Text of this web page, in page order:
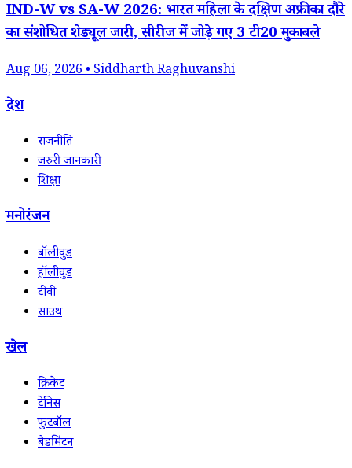
IND-W vs SA-W 2026: भारत महिला के दक्षिण अफ्रीका दौरे
का संशोधित शेड्यूल जारी, सीरीज में जोड़े गए 3 टी20 मुकाबले
Aug 06, 2026 • Siddharth Raghuvanshi
देश
राजनीति
जरुरी जानकारी
शिक्षा
मनोरंजन
बॉलीवुड
हॉलीवुड
टीवी
साउथ
खेल
क्रिकेट
टेनिस
फुटबॉल
बैडमिंटन